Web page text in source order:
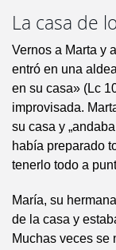
La casa de
Vernos a Marta y
entró en una
en su casa» (Lc
improvisada.
su casa y
había preparado
tenerlo todo a
María, su
de la casa y
Muchas veces se